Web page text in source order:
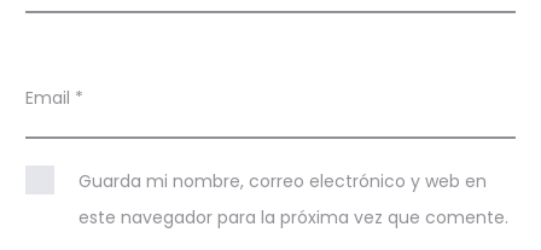
Email *
Guarda mi nombre, correo electrónico y web en
este navegador para la próxima vez que comente.